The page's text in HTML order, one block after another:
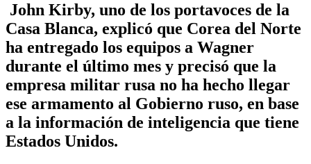
John Kirby, uno de los portavoces de la
Casa Blanca, explicó que Corea del Norte
ha entregado los equipos a Wagner
durante el último mes y precisó que la
empresa militar rusa no ha hecho llegar
ese armamento al Gobierno ruso, en base
a la información de inteligencia que tiene
Estados Unidos.